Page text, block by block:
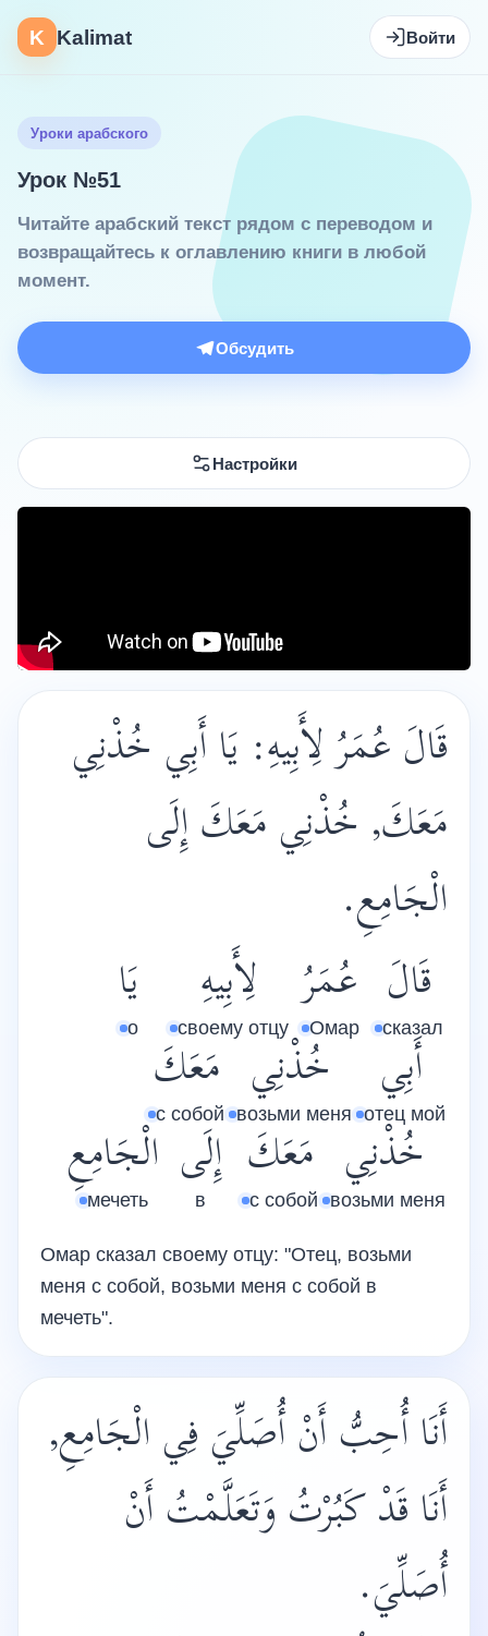
K Kalimat Войти
Уроки арабского
Урок №51
Читайте арабский текст рядом с переводом и
возвращайтесь к оглавлению книги в любой
момент.
Обсудить
Настройки
قَالَ عُمَرُ لِأَبِيهِ: يَا أَبِي خُذْنِي
مَعَكَ, خُذْنِي مَعَكَ إِلَى
الْجَامِعِ.
قَالَ
сказал
عُمَرُ
Омар
لِأَبِيهِ
своему отцу
يَا
о
أَبِي
отец мой
خُذْنِي
возьми меня
مَعَكَ
с собой
خُذْنِي
возьми меня
مَعَكَ
с собой
إِلَى
в
الْجَامِعِ
мечеть
Омар сказал своему отцу: "Отец, возьми
меня с собой, возьми меня с собой в
мечеть".
أَنَا أُحِبُّ أَنْ أُصَلِّيَ فِي الْجَامِعِ,
أَنَا قَدْ كَبُرْتُ وَتَعَلَّمْتُ أَنْ
أُصَلِّيَ.